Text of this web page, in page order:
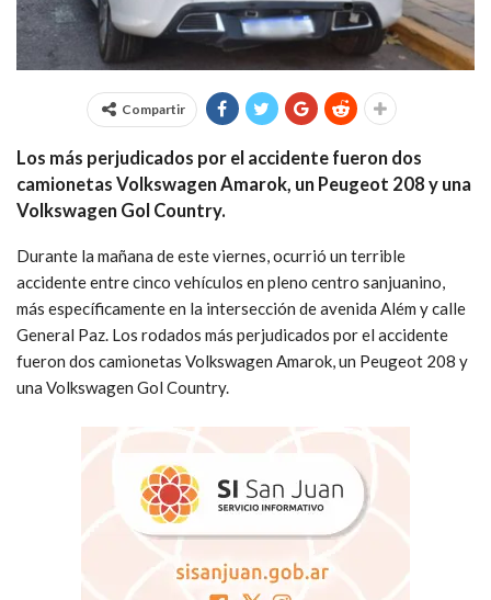
Compartir
Los más perjudicados por el accidente fueron dos
camionetas Volkswagen Amarok, un Peugeot 208 y una
Volkswagen Gol Country.
Durante la mañana de este viernes, ocurrió un terrible
accidente entre cinco vehículos en pleno centro sanjuanino,
más específicamente en la intersección de avenida Além y calle
General Paz. Los rodados más perjudicados por el accidente
fueron dos camionetas Volkswagen Amarok, un Peugeot 208 y
una Volkswagen Gol Country.